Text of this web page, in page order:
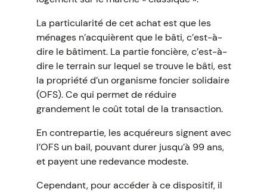
La particularité de cet achat est que les
ménages n’acquièrent que le bâti, c’est-à-
dire le bâtiment. La partie foncière, c’est-à-
dire le terrain sur lequel se trouve le bâti, est
la propriété d’un organisme foncier solidaire
(OFS). Ce qui permet de réduire
grandement le coût total de la transaction.
En contrepartie, les acquéreurs signent avec
l’OFS un bail, pouvant durer jusqu’à 99 ans,
et payent une redevance modeste.
Cependant, pour accéder à ce dispositif, il